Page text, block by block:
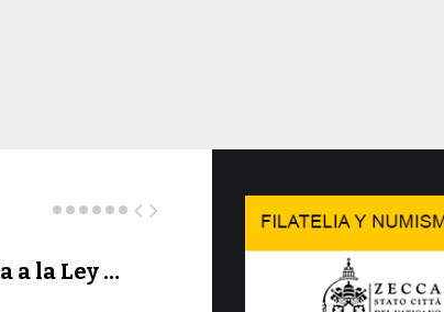
a la Ley …
…